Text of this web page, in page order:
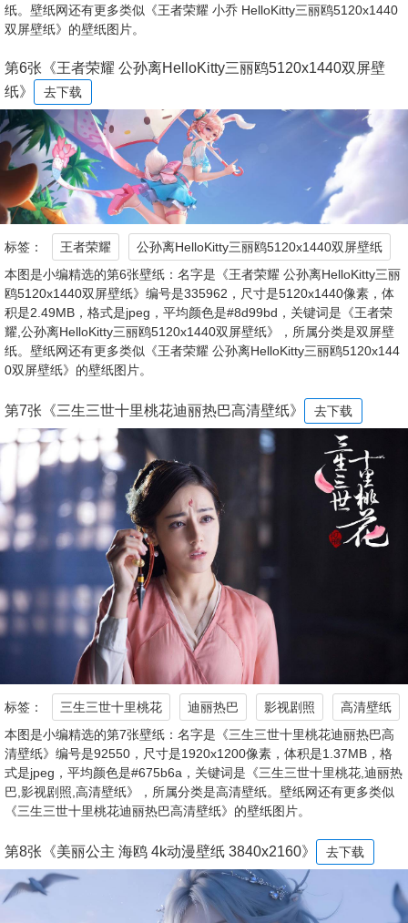
纸。壁纸网还有更多类似《王者荣耀 小乔 HelloKitty三丽鸥5120x1440
双屏壁纸》的壁纸图片。
第6张《王者荣耀 公孙离HelloKitty三丽鸥5120x1440双屏壁
纸》
去下载
标签： 王者荣耀
公孙离HelloKitty三丽鸥5120x1440双屏壁纸
本图是小编精选的第6张壁纸：名字是《王者荣耀 公孙离HelloKitty三丽
鸥5120x1440双屏壁纸》编号是335962，尺寸是5120x1440像素，体
积是2.49MB，格式是jpeg，平均颜色是#8d99bd，关键词是《王者荣
耀,公孙离HelloKitty三丽鸥5120x1440双屏壁纸》，所属分类是双屏壁
纸。壁纸网还有更多类似《王者荣耀 公孙离HelloKitty三丽鸥5120x144
0双屏壁纸》的壁纸图片。
第7张《三生三世十里桃花迪丽热巴高清壁纸》 去下载
标签： 三生三世十里桃花 迪丽热巴 影视剧照
高清壁纸
本图是小编精选的第7张壁纸：名字是《三生三世十里桃花迪丽热巴高
清壁纸》编号是92550，尺寸是1920x1200像素，体积是1.37MB，格
式是jpeg，平均颜色是#675b6a，关键词是《三生三世十里桃花,迪丽热
巴,影视剧照,高清壁纸》，所属分类是高清壁纸。壁纸网还有更多类似
《三生三世十里桃花迪丽热巴高清壁纸》的壁纸图片。
第8张《美丽公主 海鸥 4k动漫壁纸 3840x2160》 去下载